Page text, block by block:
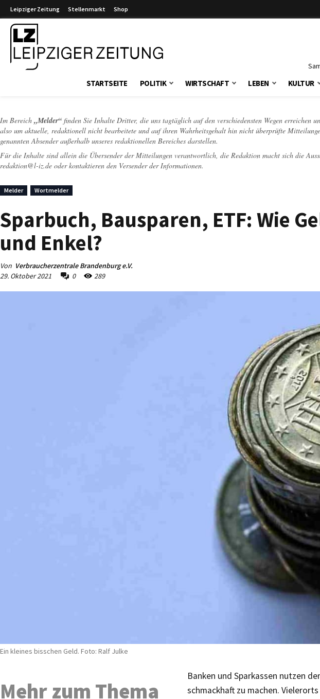
Leipziger Zeitung Stellenmarkt Shop
STARTSEITE POLITIK WIRTSCHAFT LEBEN KULTUR
Im Bereich „Melder“ finden Sie Inhalte Dritter, die uns tagtäglich auf den verschiedensten Wegen erreichen
also um aktuelle, redaktionell nicht bearbeitete und auf ihren Wahrheitsgehalt hin nicht überprüfte
genannten Absender außerhalb unseres redaktionellen Bereiches darstellen.
Für die Inhalte sind allein die Übersender der Mitteilungen verantwortlich, die Redaktion macht sich die
redaktion@l-iz.de oder kontaktieren den Versender der Informationen.
Melder Wortmelder
Sparbuch, Bausparen, ETF: Wie
und Enkel?
Von Verbraucherzentrale Brandenburg e.V.
29. Oktober 2021
0 289
Ein kleines bisschen Geld. Foto: Ralf Julke
Banken und Sparkassen nutzen
schmackhaft zu machen.
Mehr zum Thema